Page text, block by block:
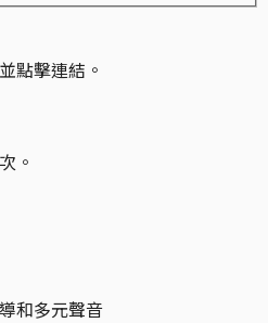
點擊連結。
。
和多元聲音